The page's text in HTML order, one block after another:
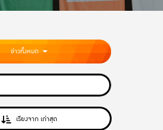
ข่าวทั้งหมด
เรียงจาก เก่าสุด